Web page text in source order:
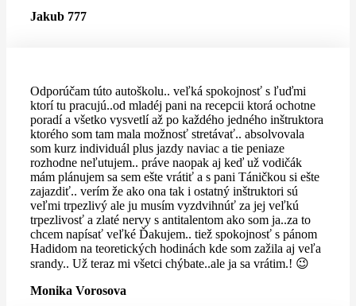
Jakub 777
Odporúčam túto autoškolu.. veľká spokojnosť s ľuďmi
ktorí tu pracujú..od mladéj pani na recepcii ktorá ochotne
poradí a všetko vysvetlí až po každého jedného inštruktora
ktorého som tam mala možnosť stretávať.. absolvovala
som kurz individuál plus jazdy naviac a tie peniaze
rozhodne neľutujem.. práve naopak aj keď už vodičák
mám plánujem sa sem ešte vrátiť a s pani Táničkou si ešte
zajazdiť.. verím že ako ona tak i ostatný inštruktori sú
veľmi trpezlivý ale ju musím vyzdvihnúť za jej veľkú
trpezlivosť a zlaté nervy s antitalentom ako som ja..za to
chcem napísať veľké Ďakujem.. tiež spokojnosť s pánom
Hadidom na teoretických hodinách kde som zažila aj veľa
srandy.. Už teraz mi všetci chýbate..ale ja sa vrátim.! 😉
Monika Vorosova